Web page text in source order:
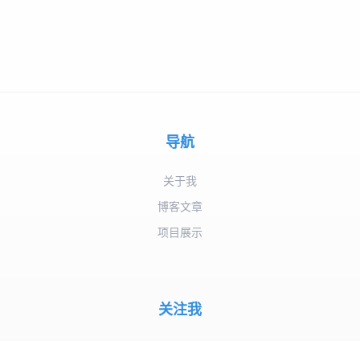
导航
关于我
博客文章
项目展示
关注我